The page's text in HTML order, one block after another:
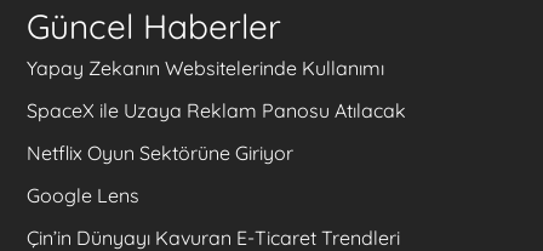
Güncel Haberler
Yapay Zekanın Websitelerinde Kullanımı
SpaceX ile Uzaya Reklam Panosu Atılacak
Netflix Oyun Sektörüne Giriyor
Google Lens
Çin’in Dünyayı Kavuran E-Ticaret Trendleri